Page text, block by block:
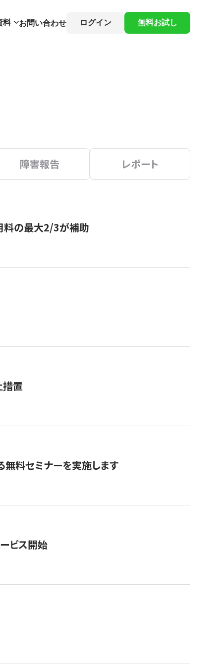
料 お問い合わせ ログイン 無料お試し
障害報告 レポート
料の最大2/3が補助
措置
無料セミナーを実施します
ビス開始